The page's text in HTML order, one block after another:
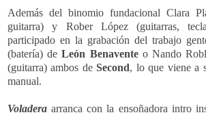
Además del binomio fundacional Clara
guitarra) y Rober López (guitarras,
participado en la grabación del trabajo
(batería) deLeón Benaventeo Nando
(guitarra) ambos deSecond, lo que viene a
manual.
Voladera arranca con la ensoñadora intro